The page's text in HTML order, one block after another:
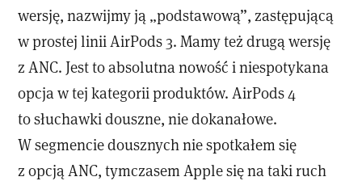
wersję, nazwijmy ją „podstawową”, zastępującą
w prostej linii AirPods 3. Mamy też drugą wersję
z ANC. Jest to absolutna nowość i niespotykana
opcja w tej kategorii produktów. AirPods 4
to słuchawki douszne, nie dokanałowe.
W segmencie dousznych nie spotkałem się
z opcją ANC, tymczasem Apple się na taki ruch